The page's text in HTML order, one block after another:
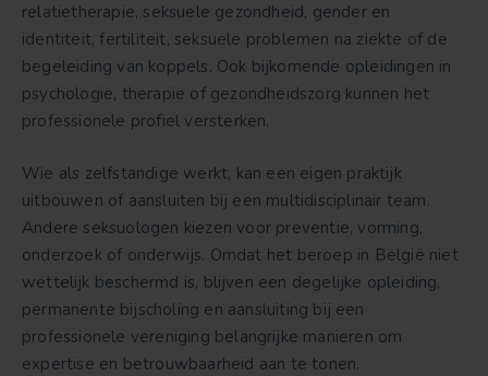
relatietherapie, seksuele gezondheid, gender en
identiteit, fertiliteit, seksuele problemen na ziekte of de
begeleiding van koppels. Ook bijkomende opleidingen in
psychologie, therapie of gezondheidszorg kunnen het
professionele profiel versterken.
Wie als zelfstandige werkt, kan een eigen praktijk
uitbouwen of aansluiten bij een multidisciplinair team.
Andere seksuologen kiezen voor preventie, vorming,
onderzoek of onderwijs. Omdat het beroep in België niet
wettelijk beschermd is, blijven een degelijke opleiding,
permanente bijscholing en aansluiting bij een
professionele vereniging belangrijke manieren om
expertise en betrouwbaarheid aan te tonen.